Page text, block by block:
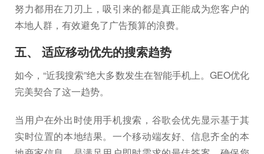
努力都用在刀刃上，吸引来的都是真正能成为您客户的
本地人群，有效避免了广告预算的浪费。
五、 适应移动优先的搜索趋势
如今，“近我搜索”绝大多数发生在智能手机上。GEO优化
完美契合了这一趋势。
当用户在外出时使用手机搜索，谷歌会优先显示基于其
实时位置的本地结果。一个移动端友好、信息齐全的本